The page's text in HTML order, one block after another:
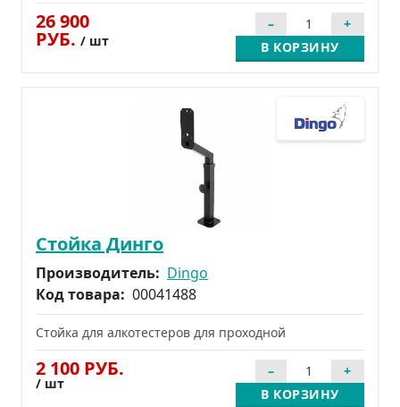
26 900
РУБ. / шт В КОРЗИНУ
Стойка Динго
Производитель: Dingo
Код товара: 00041488
Стойка для алкотестеров для проходной
2 100 РУБ.
/ шт
В КОРЗИНУ